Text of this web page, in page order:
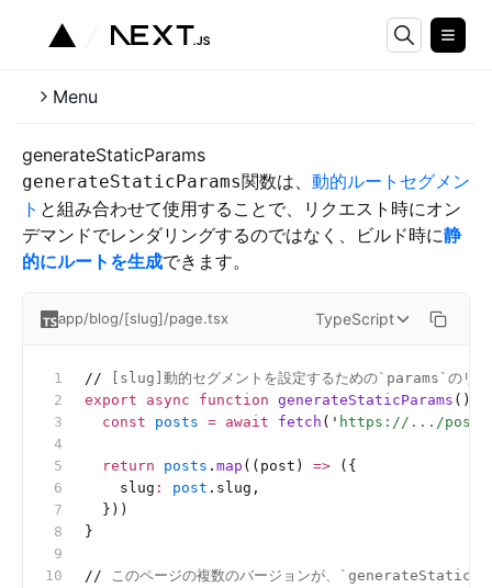
Menu
generateStaticParams
generateStaticParams関数は、 動的ルートセグメン
ト と組み合わせて使用することで、リクエスト時にオン
デマンドでレンダリングするのではなく、ビルド時に静
的にルートを生成できます。
app/blog/[slug]/page.tsx TypeScript
// [slug]動的セグメントを設定するための`params`のリス
export async function generateStaticParams () {
  const
posts = await fetch ( ' https://.../posts
  return
posts . map ((post) => ({
    slug
: post .slug,
  }))
}
// このページの複数のバージョンが、